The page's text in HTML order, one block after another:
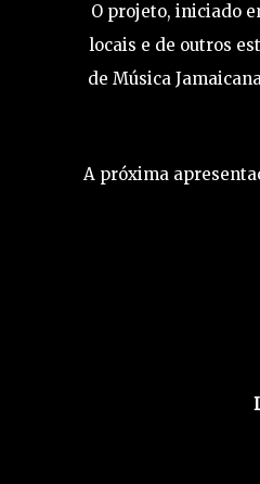
O projeto, iniciado
locais e de outros
de Música
A próxima